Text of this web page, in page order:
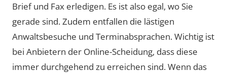
Brief und Fax erledigen. Es ist also egal, wo Sie
gerade sind. Zudem entfallen die lästigen
Anwaltsbesuche und Terminabsprachen. Wichtig ist
bei Anbietern der Online-Scheidung, dass diese
immer durchgehend zu erreichen sind. Wenn das